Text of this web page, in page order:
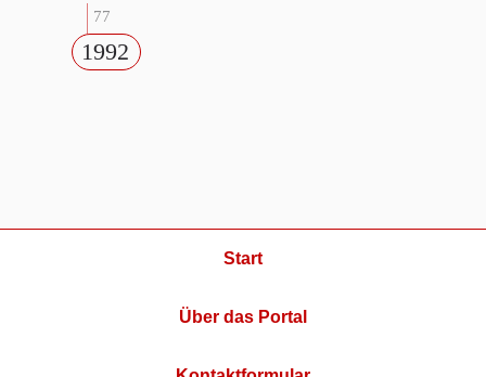
77
1992
Start
Über das Portal